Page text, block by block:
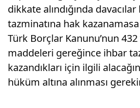
dikkate alındığında davacılar
tazminatına hak kazanamasa
Türk Borçlar Kanunu’nun 432
maddeleri gereğince ihbar
kazandıkları için ilgili
hüküm altına alınması